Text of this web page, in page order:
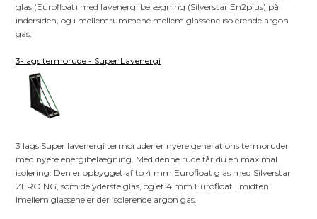
glas (Eurofloat) med lavenergi belægning (Silverstar En2plus) på
indersiden, og i mellemrummene mellem glassene isolerende argon
gas.
3-lags termorude - Super Lavenergi
3 lags Super lavenergi termoruder er nyere generations termoruder
med nyere energibelægning. Med denne rude får du en maximal
isolering. Den er opbygget af to 4 mm Eurofloat glas med Silverstar
ZERO NG, som de yderste glas, og et 4 mm Eurofloat i midten.
Imellem glassene er der isolerende argon gas.